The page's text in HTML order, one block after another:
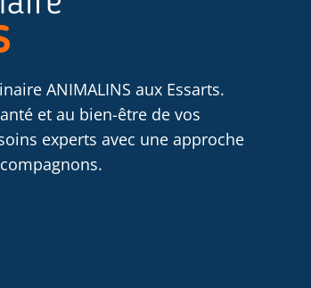
ANIMALINS aux Essarts.
et au bien-être de vos
experts avec une approche